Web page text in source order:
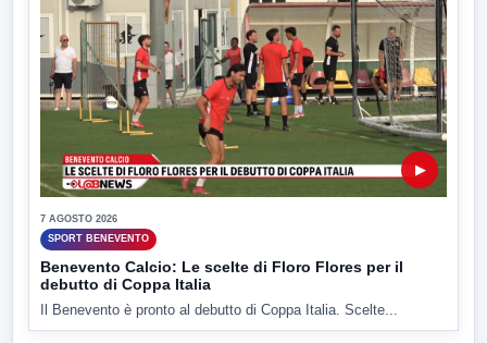
▶
7 AGOSTO 2026
SPORT BENEVENTO
Benevento Calcio: Le scelte di Floro Flores per il
debutto di Coppa Italia
Il Benevento è pronto al debutto di Coppa Italia. Scelte...